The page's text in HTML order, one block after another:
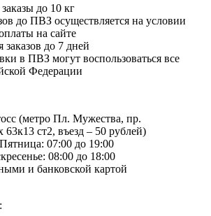
до 10 кг
до ПВЗ осуществляется на условии
на сайте
до 7 дней
в ПВЗ могут воспользоваться все
Федерации
(метро Пл. Мужества, пр.
ст2, въезд – 50 рублей)
07:00 до 19:00
08:00 до 18:00
и банковской картой